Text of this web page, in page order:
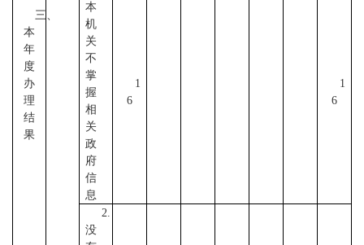
三、
本
年
度
办
理
结
果
本
机
关
不
掌
握
相
关
政
府
信
息
1
6
1
6
2.
没